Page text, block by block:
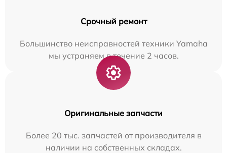
Срочный ремонт
Большинство неисправностей техники Yamaha
мы устраняем в течение 2 часов.
Оригинальные запчасти
Более 20 тыс. запчастей от производителя в
наличии на собственных складах.